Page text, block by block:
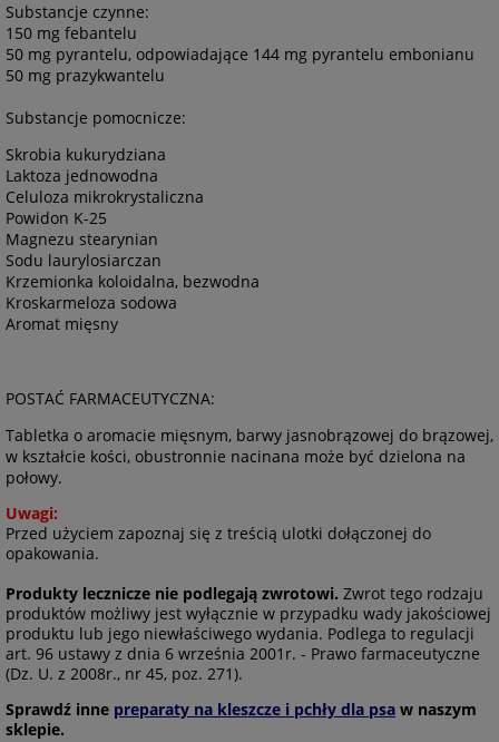
Substancje czynne:
150 mg febantelu
50 mg pyrantelu, odpowiadające 144 mg pyrantelu embonianu
50 mg prazykwantelu
Substancje pomocnicze:
Skrobia kukurydziana
Laktoza jednowodna
Celuloza mikrokrystaliczna
Powidon K-25
Magnezu stearynian
Sodu laurylosiarczan
Krzemionka koloidalna, bezwodna
Kroskarmeloza sodowa
Aromat mięsny
POSTAĆ FARMACEUTYCZNA:
Tabletka o aromacie mięsnym, barwy jasnobrązowej do brązowej,
w kształcie kości, obustronnie nacinana może być dzielona na
połowy.
Uwagi:
Przed użyciem zapoznaj się z treścią ulotki dołączonej do
opakowania.
Produkty lecznicze nie podlegają zwrotowi. Zwrot tego rodzaju
produktów możliwy jest wyłącznie w przypadku wady jakościowej
produktu lub jego niewłaściwego wydania. Podlega to regulacji
art. 96 ustawy z dnia 6 września 2001r. - Prawo farmaceutyczne
(Dz. U. z 2008r., nr 45, poz. 271).
Sprawdź inne preparaty na kleszcze i pchły dla psa w naszym
sklepie.